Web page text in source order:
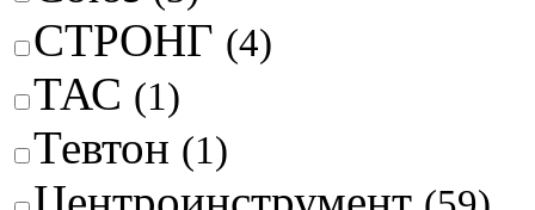
СТРОНГ (4)
ТАС (1)
Тевтон (1)